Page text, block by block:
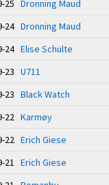
25 Dronning Maud
24 Dronning Maud
24 Elise Schulte
23 U711
23 Black Watch
22 Karmøy
22 Erich Giese
21 Erich Giese